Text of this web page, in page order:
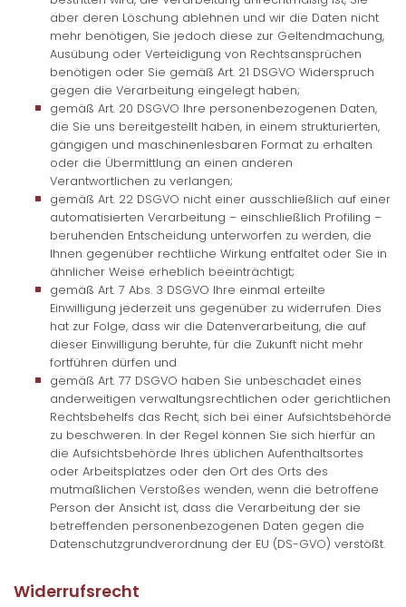
aber deren Löschung ablehnen und wir die Daten nicht
mehr benötigen, Sie jedoch diese zur Geltendmachung,
Ausübung oder Verteidigung von Rechtsansprüchen
benötigen oder Sie gemäß Art. 21 DSGVO Widerspruch
gegen die Verarbeitung eingelegt haben;
gemäß Art. 20 DSGVO Ihre personenbezogenen Daten,
die Sie uns bereitgestellt haben, in einem strukturierten,
gängigen und maschinenlesbaren Format zu erhalten
oder die Übermittlung an einen anderen
Verantwortlichen zu verlangen;
gemäß Art. 22 DSGVO nicht einer ausschließlich auf einer
automatisierten Verarbeitung – einschließlich Profiling –
beruhenden Entscheidung unterworfen zu werden, die
Ihnen gegenüber rechtliche Wirkung entfaltet oder Sie in
ähnlicher Weise erheblich beeinträchtigt;
gemäß Art. 7 Abs. 3 DSGVO Ihre einmal erteilte
Einwilligung jederzeit uns gegenüber zu widerrufen. Dies
hat zur Folge, dass wir die Datenverarbeitung, die auf
dieser Einwilligung beruhte, für die Zukunft nicht mehr
fortführen dürfen und
gemäß Art. 77 DSGVO haben Sie unbeschadet eines
anderweitigen verwaltungsrechtlichen oder gerichtlichen
Rechtsbehelfs das Recht, sich bei einer Aufsichtsbehörde
zu beschweren. In der Regel können Sie sich hierfür an
die Aufsichtsbehörde Ihres üblichen Aufenthaltsortes
oder Arbeitsplatzes oder den Ort des Orts des
mutmaßlichen Verstoßes wenden, wenn die betroffene
Person der Ansicht ist, dass die Verarbeitung der sie
betreffenden personenbezogenen Daten gegen die
Datenschutzgrundverordnung der EU (DS-GVO) verstößt.
Widerrufsrecht